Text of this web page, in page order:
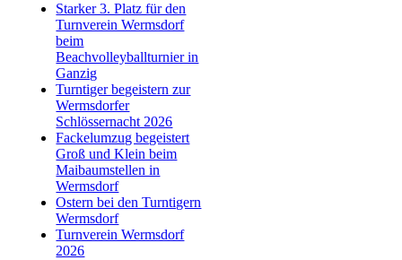
Starker 3. Platz für den
Turnverein Wermsdorf
beim
Beachvolleyballturnier in
Ganzig
Turntiger begeistern zur
Wermsdorfer
Schlössernacht 2026
Fackelumzug begeistert
Groß und Klein beim
Maibaumstellen in
Wermsdorf
Ostern bei den Turntigern
Wermsdorf
Turnverein Wermsdorf
2026